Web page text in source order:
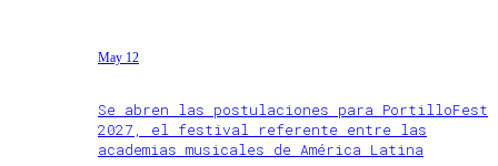
May 12
Se abren las postulaciones para PortilloFest
2027, el festival referente entre las
academias musicales de América Latina